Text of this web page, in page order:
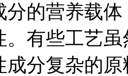
分的营养载
。有些工艺
成分复杂的